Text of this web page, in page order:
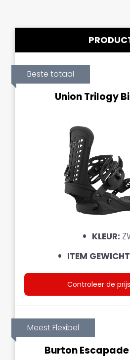
Beste totaal
Union Trilogy
KLEUR:
ITEM
Controleer de
Meest Flexibel
Burton